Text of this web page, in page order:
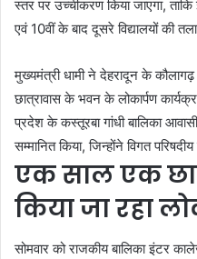
स्तर पर उच्चीकरण किया जाएगा,
एवं 10वीं के बाद दूसरे विद्यालयों की
मुख्यमंत्री धामी ने देहरादून के
छात्रावास के भवन के लोकार्पण
प्रदेश के कस्तूरबा गांधी बालिका
सम्मानित किया, जिन्होंने विगत
एक साल एक
किया जा रहा
सोमवार को राजकीय बालिका इंटर